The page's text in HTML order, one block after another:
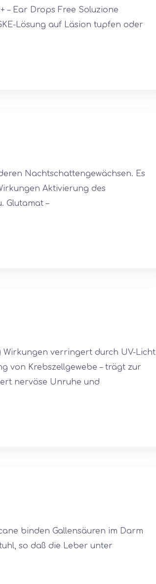
– Ear Drops Free Soluzione
Lösung auf Läsion tupfen oder
Nachtschattengewächsen. Es
Aktivierung des
Glutamat –
verringert durch UV-Licht
von Krebszellgewebe – trägt zur
nervöse Unruhe und
binden Gallensäuren im Darm
so daß die Leber unter